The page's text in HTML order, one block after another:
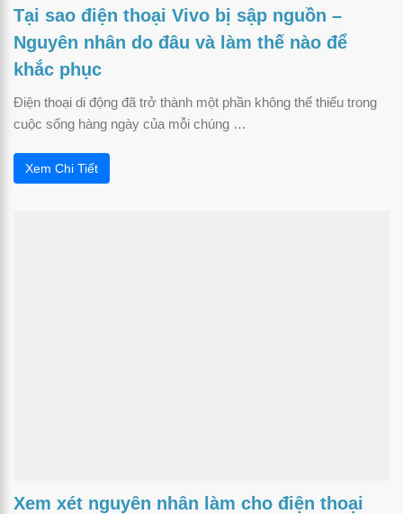
Tại sao điện thoại Vivo bị sập nguồn –
Nguyên nhân do đâu và làm thế nào để
khắc phục
Điện thoại di động đã trở thành một phần không thể thiếu trong
cuộc sống hàng ngày của mỗi chúng …
Xem Chi Tiết
Xem xét nguyên nhân làm cho điện thoại